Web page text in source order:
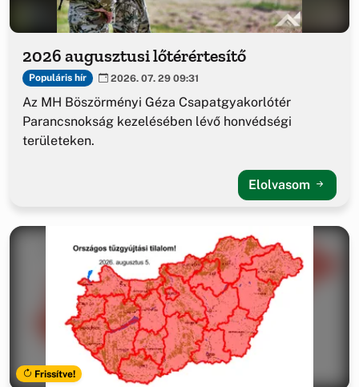
2026 augusztusi lőtérértesítő
Populáris hír 2026. 07. 29 09:31
Az MH Böszörményi Géza Csapatgyakorlótér
Parancsnokság kezelésében lévő honvédségi
területeken.
Elolvasom
Frissítve!